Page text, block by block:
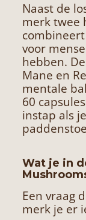
Naast de
merk twee
voor
hebben.
Mane en
mentale
60
instap als
Wat je in
Een vraag
merk je er